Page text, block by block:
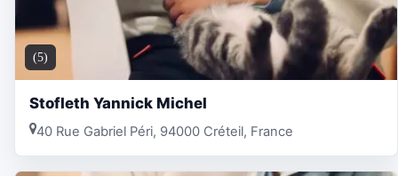
(5)
Stofleth Yannick Michel
40 Rue Gabriel Péri, 94000 Créteil, France